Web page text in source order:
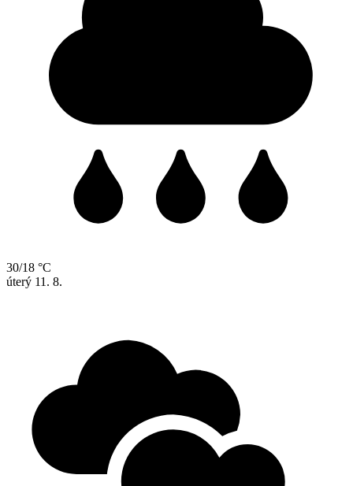
30/18 °C
úterý 11. 8.